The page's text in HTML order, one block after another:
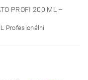
PROFI 200 ML –
Profesionální